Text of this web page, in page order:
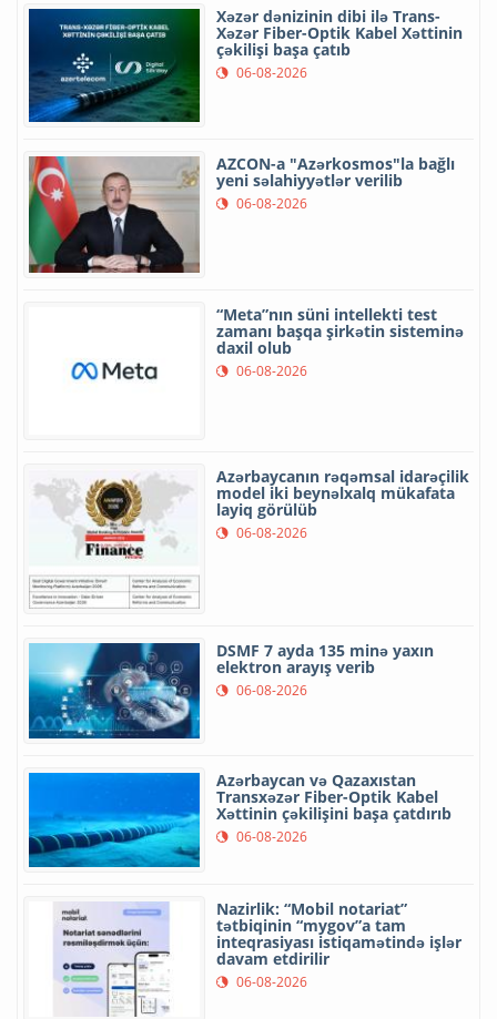
Xəzər dənizinin dibi ilə Trans-
Xəzər Fiber-Optik Kabel Xəttinin
çəkilişi başa çatıb
06-08-2026
AZCON-a "Azərkosmos"la bağlı
yeni səlahiyyətlər verilib
06-08-2026
“Meta”nın süni intellekti test
zamanı başqa şirkətin sisteminə
daxil olub
06-08-2026
Azərbaycanın rəqəmsal idarəçilik
model iki beynəlxalq mükafata
layiq görülüb
06-08-2026
DSMF 7 ayda 135 minə yaxın
elektron arayış verib
06-08-2026
Azərbaycan və Qazaxıstan
Transxəzər Fiber-Optik Kabel
Xəttinin çəkilişini başa çatdırıb
06-08-2026
Nazirlik: “Mobil notariat”
tətbiqinin “mygov”a tam
inteqrasiyası istiqamətində işlər
davam etdirilir
06-08-2026